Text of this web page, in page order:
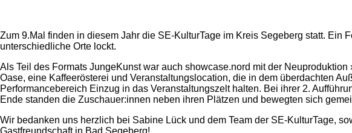
Zum 9.Mal finden in diesem Jahr die SE-KulturTage im Kreis Segeberg statt.
unterschiedliche Orte lockt.
Als Teil des Formats JungeKunst war auch showcase.nord mit der
Oase, eine Kaffeerösterei und Veranstaltungslocation, die in dem überdachten
Performancebereich Einzug in das Veranstaltungszelt halten. Bei ihrer 2.
Ende standen die Zuschauer:innen neben ihren Plätzen und bewegten sich
Wir bedanken uns herzlich bei Sabine Lück und dem Team der SE-KulturTage,
Gastfreundschaft in Bad Segeberg!